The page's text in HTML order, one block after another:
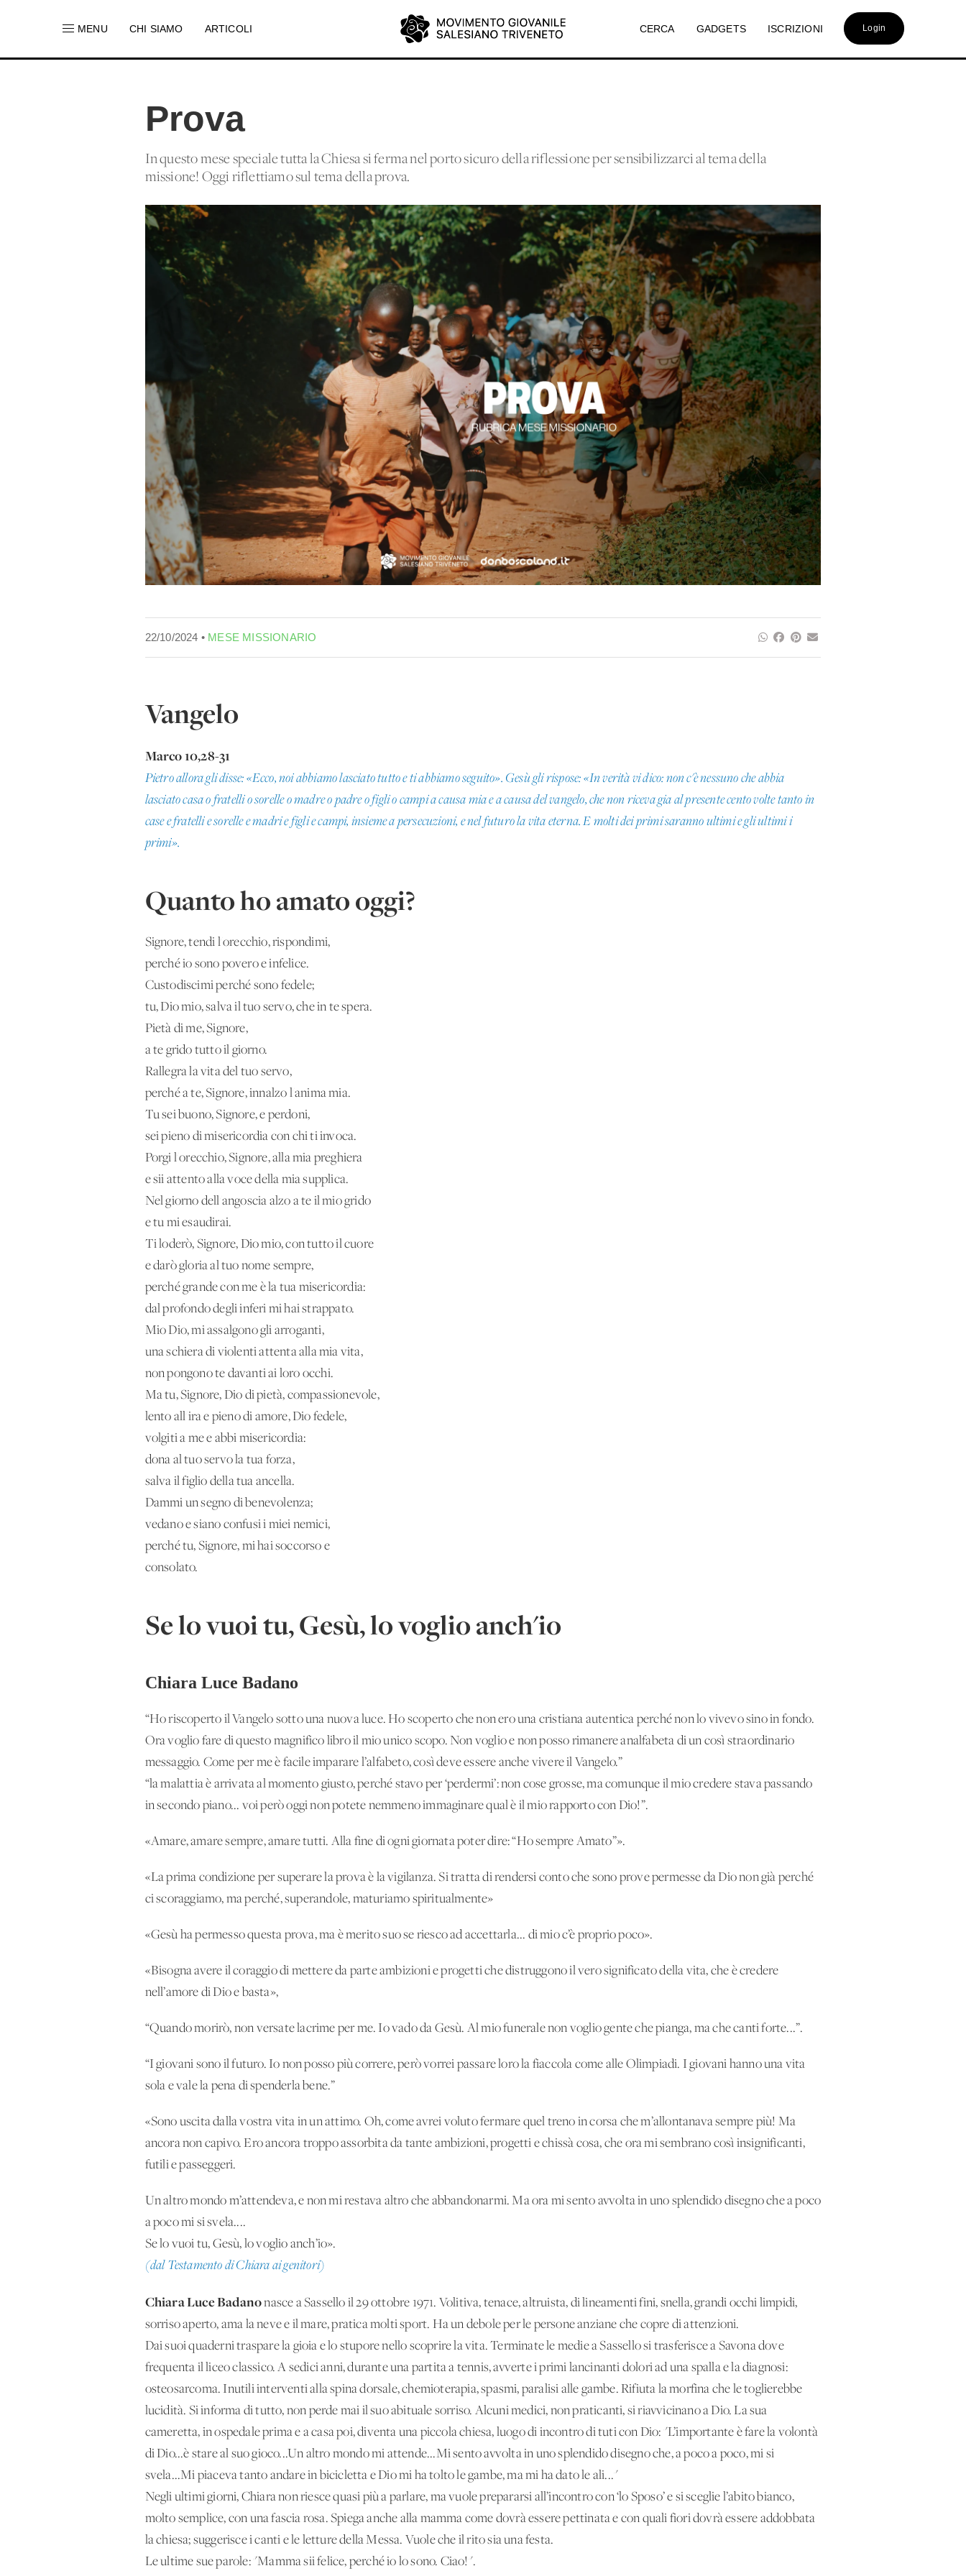
MENU CHI SIAMO ARTICOLI CERCA GADGETS ISCRIZIONI Login
Prova
In questo mese speciale tutta la Chiesa si ferma nel porto sicuro della riflessione per sensibilizzarci al tema della
missione! Oggi riflettiamo sul tema della prova.
22/10/2024 • MESE MISSIONARIO
Vangelo
Marco 10,28-31
Pietro allora gli disse: «Ecco, noi abbiamo lasciato tutto e ti abbiamo seguito». Gesù gli rispose: «In verità vi dico: non c'è nessuno che abbia
lasciato casa o fratelli o sorelle o madre o padre o figli o campi a causa mia e a causa del vangelo, che non riceva gia al presente cento volte tanto in
case e fratelli e sorelle e madri e figli e campi, insieme a persecuzioni, e nel futuro la vita eterna. E molti dei primi saranno ultimi e gli ultimi i
primi».
Quanto ho amato oggi?
Signore, tendi l'orecchio, rispondimi,
perché io sono povero e infelice.
Custodiscimi perché sono fedele;
tu, Dio mio, salva il tuo servo, che in te spera.
Pietà di me, Signore,
a te grido tutto il giorno.
Rallegra la vita del tuo servo,
perché a te, Signore, innalzo l'anima mia.
Tu sei buono, Signore, e perdoni,
sei pieno di misericordia con chi ti invoca.
Porgi l'orecchio, Signore, alla mia preghiera
e sii attento alla voce della mia supplica.
Nel giorno dell'angoscia alzo a te il mio grido
e tu mi esaudirai.
Ti loderò, Signore, Dio mio, con tutto il cuore
e darò gloria al tuo nome sempre,
perché grande con me è la tua misericordia:
dal profondo degli inferi mi hai strappato.
Mio Dio, mi assalgono gli arroganti,
una schiera di violenti attenta alla mia vita,
non pongono te davanti ai loro occhi.
Ma tu, Signore, Dio di pietà, compassionevole,
lento all'ira e pieno di amore, Dio fedele,
volgiti a me e abbi misericordia:
dona al tuo servo la tua forza,
salva il figlio della tua ancella.
Dammi un segno di benevolenza;
vedano e siano confusi i miei nemici,
perché tu, Signore, mi hai soccorso e
consolato.
Se lo vuoi tu, Gesù, lo voglio anch'io
Chiara Luce Badano
“Ho riscoperto il Vangelo sotto una nuova luce. Ho scoperto che non ero una cristiana autentica perché non lo vivevo sino in fondo.
Ora voglio fare di questo magnifico libro il mio unico scopo. Non voglio e non posso rimanere analfabeta di un così straordinario
messaggio. Come per me è facile imparare l’alfabeto, così deve essere anche vivere il Vangelo.”
“la malattia è arrivata al momento giusto, perché stavo per ‘perdermi’: non cose grosse, ma comunque il mio credere stava passando
in secondo piano... voi però oggi non potete nemmeno immaginare qual è il mio rapporto con Dio!”.
«Amare, amare sempre, amare tutti. Alla fine di ogni giornata poter dire: “Ho sempre Amato”».
«La prima condizione per superare la prova è la vigilanza. Si tratta di rendersi conto che sono prove permesse da Dio non già perché
ci scoraggiamo, ma perché, superandole, maturiamo spiritualmente»
«Gesù ha permesso questa prova, ma è merito suo se riesco ad accettarla... di mio c’è proprio poco».
«Bisogna avere il coraggio di mettere da parte ambizioni e progetti che distruggono il vero significato della vita, che è credere
nell’amore di Dio e basta»,
“Quando morirò, non versate lacrime per me. Io vado da Gesù. Al mio funerale non voglio gente che pianga, ma che canti forte...”.
“I giovani sono il futuro. Io non posso più correre, però vorrei passare loro la fiaccola come alle Olimpiadi. I giovani hanno una vita
sola e vale la pena di spenderla bene.”
«Sono uscita dalla vostra vita in un attimo. Oh, come avrei voluto fermare quel treno in corsa che m’allontanava sempre più! Ma
ancora non capivo. Ero ancora troppo assorbita da tante ambizioni, progetti e chissà cosa, che ora mi sembrano così insignificanti,
futili e passeggeri.
Un altro mondo m’attendeva, e non mi restava altro che abbandonarmi. Ma ora mi sento avvolta in uno splendido disegno che a poco
a poco mi si svela....
Se lo vuoi tu, Gesù, lo voglio anch’io».
(dal Testamento di Chiara ai genitori)
Chiara Luce Badanonasce a Sassello il 29 ottobre 1971. Volitiva, tenace, altruista, di lineamenti fini, snella, grandi occhi limpidi,
sorriso aperto, ama la neve e il mare, pratica molti sport. Ha un debole per le persone anziane che copre di attenzioni.
Dai suoi quaderni traspare la gioia e lo stupore nello scoprire la vita. Terminate le medie a Sassello si trasferisce a Savona dove
frequenta il liceo classico. A sedici anni, durante una partita a tennis, avverte i primi lancinanti dolori ad una spalla e la diagnosi:
osteosarcoma. Inutili interventi alla spina dorsale, chemioterapia, spasmi, paralisi alle gambe. Rifiuta la morfina che le toglierebbe
lucidità. Si informa di tutto, non perde mai il suo abituale sorriso. Alcuni medici, non praticanti, si riavvicinano a Dio. La sua
cameretta, in ospedale prima e a casa poi, diventa una piccola chiesa, luogo di incontro di tuti con Dio: "L’importante è fare la volontà
di Dio...è stare al suo gioco...Un altro mondo mi attende...Mi sento avvolta in uno splendido disegno che, a poco a poco, mi si
svela...Mi piaceva tanto andare in bicicletta e Dio mi ha tolto le gambe, ma mi ha dato le ali..."
Negli ultimi giorni, Chiara non riesce quasi più a parlare, ma vuole prepararsi all’incontro con ‘lo Sposo’ e si sceglie l’abito bianco,
molto semplice, con una fascia rosa. Spiega anche alla mamma come dovrà essere pettinata e con quali fiori dovrà essere addobbata
la chiesa; suggerisce i canti e le letture della Messa. Vuole che il rito sia una festa.
Le ultime sue parole: "Mamma sii felice, perché io lo sono. Ciao!".